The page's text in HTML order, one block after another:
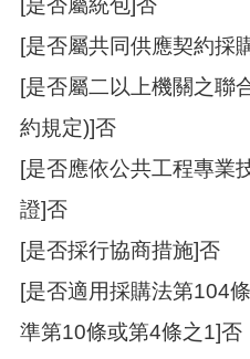
[是否屬共同供應契約採
[是否屬二以上機關之聯
約規定)]否
[是否應依公共工程專業
證]否
[是否採行協商措施]否
[是否適用採購法第104
準第10條或第4條之1]否